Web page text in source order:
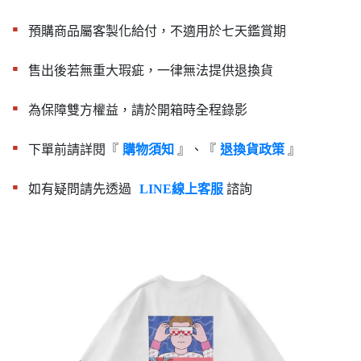
▪︎ 預購商品屬客製化給付，不適用於七天鑑賞期
▪︎ 售出後若無重大瑕疵，一律無法提供退換貨
▪︎ 為保障雙方權益，請於開箱時全程錄影
▪︎ 下單前請詳閱『 購物須知 』、『 退換貨政策 』
▪︎ 如有疑問請先透過 LINE線上客服 諮詢